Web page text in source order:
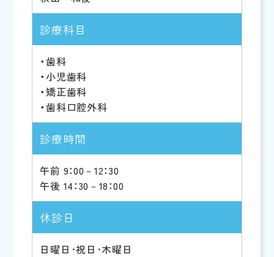
診療科目
・歯科
・小児歯科
・矯正歯科
・歯科口腔外科
診療時間
午前 9：00－12：30
午後 14：30－18：00
休診日
日曜日･祝日･木曜日